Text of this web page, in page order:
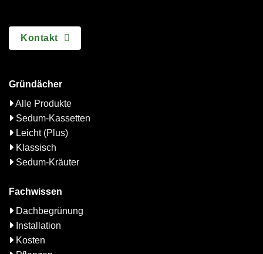
Kontakt
Gründächer
Alle Produkte
Sedum-Kassetten
Leicht (Plus)
Klassisch
Sedum-Kräuter
Fachwissen
Dachbegrünung
Installation
Kosten